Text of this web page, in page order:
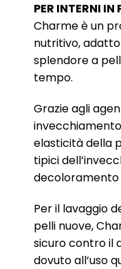
PER INTERNI IN
Charme è un
nutritivo,
splendore a
tempo.
Grazie agli
elasticità della
tipici
decoloramento
Per il lavaggio
pelli nuove,
sicuro contro il
dovuto all’uso